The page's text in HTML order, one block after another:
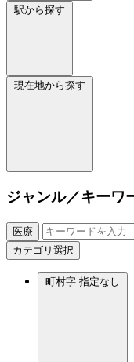
駅から探す
現在地から探す
ジャンル／キーワ
医療
カテゴリ選択
町村字 指定なし